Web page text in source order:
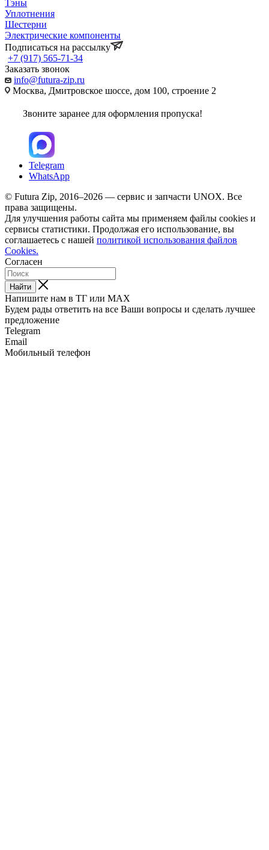
Тэны
Уплотнения
Шестерни
Электрические компоненты
Подписаться на рассылку
+7 (917) 565-71-34
Заказать звонок
info@futura-zip.ru
Москва, Дмитровское шоссе, дом 100, строение 2
Звоните заранее для оформления пропуска!
Telegram
WhatsApp
© Futura Zip, 2016–2026 — сервис и запчасти UNOX. Все
права защищены.
Для улучшения работы сайта мы применяем файлы cookies и
сервисы статистики. Продолжая его использование, вы
соглашаетесь с нашей политикой использования файлов
Cookies.
Согласен
Найти
Напишите нам в ТГ или MAX
Будем рады ответить на все Ваши вопросы и сделать лучшее
предложение
Telegram
Email
Мобильный телефон